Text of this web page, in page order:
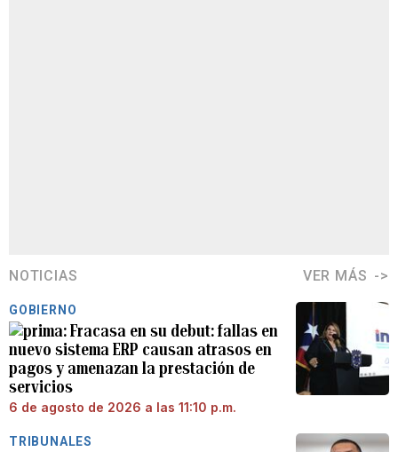
NOTICIAS VER MÁS
GOBIERNO
Fracasa en su debut: fallas en
nuevo sistema ERP causan atrasos en
pagos y amenazan la prestación de
servicios
6 de agosto de 2026 a las 11:10 p.m.
TRIBUNALES